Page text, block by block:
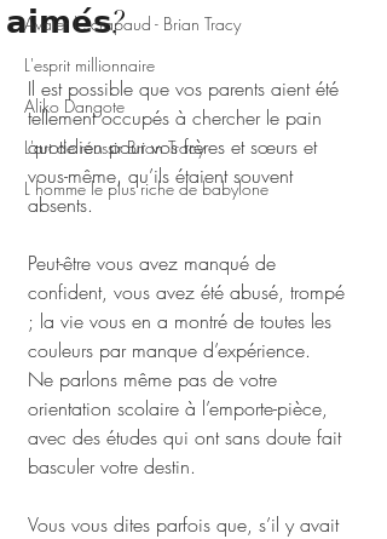
Avaler le crapaud - Brian Tracy
L'esprit millionnaire
Aliko Dangote
L'art de réussir Brian Tracy
L homme le plus riche de babylone
𝗮𝗶𝗺𝗲́𝘀?
Il est possible que vos parents aient été
tellement occupés à chercher le pain
quotidien pour vos frères et sœurs et
vous-même, qu’ils étaient souvent
absents.
Peut-être vous avez manqué de
confident, vous avez été abusé, trompé
; la vie vous en a montré de toutes les
couleurs par manque d’expérience.
Ne parlons même pas de votre
orientation scolaire à l’emporte-pièce,
avec des études qui ont sans doute fait
basculer votre destin.
Vous vous dites parfois que, s’il y avait